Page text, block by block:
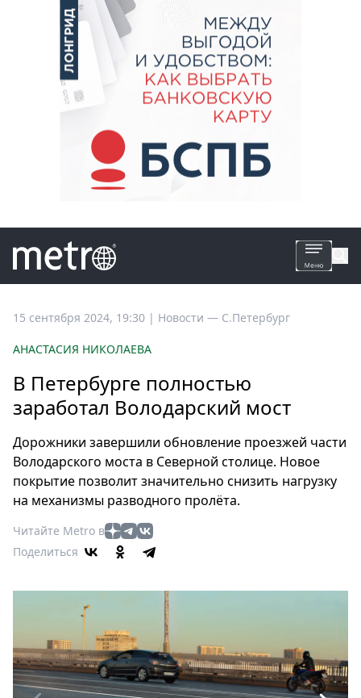
Все
Россия
Мир
Еда
Туризм
Мода
Театр
Кино
Афиша
Книги
Выставки
Пресс-
релизы
О
15 сентября 2024, 19:30 | Новости — С.Петербург
АНАСТАСИЯ НИКОЛАЕВА
В Петербурге полностью
заработал Володарский мост
Дорожники завершили обновление проезжей части
Володарского моста в Северной столице. Новое
покрытие позволит значительно снизить нагрузку
на механизмы разводного пролёта.
Читайте Metro в
Поделиться